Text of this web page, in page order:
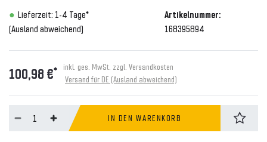
Lieferzeit: 1-4 Tage*
(Ausland abweichend)
Artikelnummer:
168395894
100,98 €* inkl. ges. MwSt. zzgl. Versandkosten
Versand für DE (Ausland abweichend)
IN DEN WARENKORB